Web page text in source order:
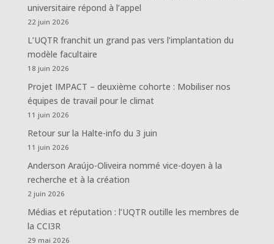
universitaire répond à l’appel
22 juin 2026
L’UQTR franchit un grand pas vers l’implantation du
modèle facultaire
18 juin 2026
Projet IMPACT – deuxième cohorte : Mobiliser nos
équipes de travail pour le climat
11 juin 2026
Retour sur la Halte-info du 3 juin
11 juin 2026
Anderson Araújo-Oliveira nommé vice-doyen à la
recherche et à la création
2 juin 2026
Médias et réputation : l’UQTR outille les membres de
la CCI3R
29 mai 2026